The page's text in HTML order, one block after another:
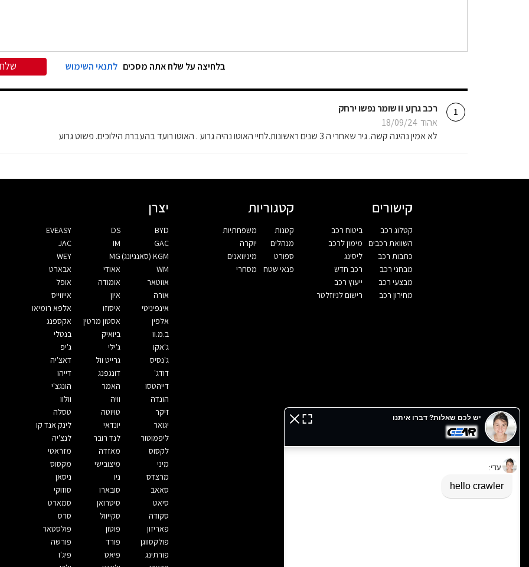
בלחיצה על שלח אתה מסכים לתנאי השימוש
1
רכב גרןע !! שומר נפשו ירחק
אהוד 18/09/24
לא אמין נהיגה קשה. גיר שאחרי ה 3 שנים ראשונות.לחיי האוטו נהיה גרוע . האוטו רועד בהעברת הילוכים. פשוט גרוע
קישורים
קטלוג רכב
השוואת רכבים
כתבות רכב
מבחני רכב
מבצעי רכב
מחירון רכב
ביטוח רכב
מימון לרכב
ליסינג
רכב חדש
ייעוץ רכב
רישום לניוזלטר
קטגוריות
קטנות
מנהלים
ספורט
פנאי שטח
משפחתיות
יוקרה
מיניוואנים
מסחרי
יצרן
BYD
DS
EVEASY
GAC
IM
JAC
KGM (סאנגיונג)
MG
WEY
WM
אאודי
אבארט
אווטאר
אומודה
אופל
אורה
איון
אייווייס
אינפיניטי
איסוזו
אלפא רומיאו
אלפין
אסטון מרטין
אקספנג
ב.מ.וו
ביואיק
בנטלי
ג'אקו
ג'ילי
ג'יפ
ג'נסיס
גרייט וול
דאצ'יה
דודג'
דונגפנג
דייהו
דייהטסו
האמר
הונגצ'י
הונדה
וויה
וולוו
זיקר
טויוטה
טסלה
יגואר
יונדאי
לינק אנד קו
ליפמוטור
לנד רובר
לנצ'יה
לקסוס
מאזדה
מזראטי
מיני
מיצובישי
מקסוס
מרצדס
ניו
ניסאן
סאאב
סובארו
סוזוקי
סיאט
סיטרואן
סמארט
סקודה
סקייוול
סרס
פאריזון
פוטון
פולסטאר
פולקסווגן
פורד
פורשה
פורתינג
פיאט
פיג'ו